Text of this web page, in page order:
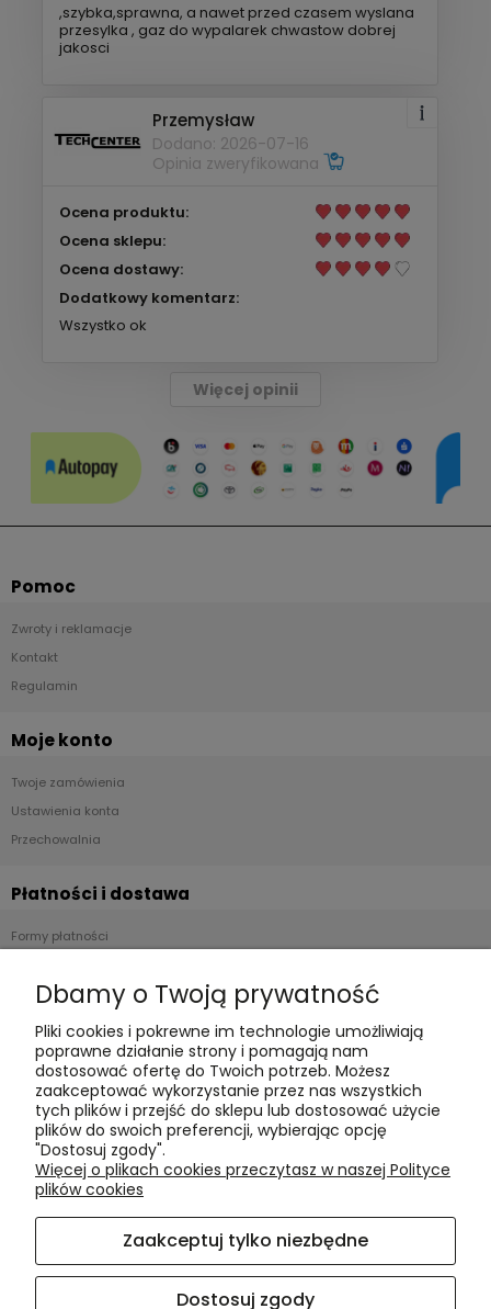
,szybka,sprawna, a nawet przed czasem wyslana
przesylka , gaz do wypalarek chwastow dobrej
jakosci
Przemysław
Dodano: 2026-07-16
Opinia zweryfikowana
Ocena produktu:
Ocena sklepu:
Ocena dostawy:
Dodatkowy komentarz:
Wszystko ok
Więcej opinii
Pomoc
Zwroty i reklamacje
Kontakt
Regulamin
Moje konto
Twoje zamówienia
Ustawienia konta
Przechowalnia
Płatności i dostawa
Formy płatności
Polityka cookies
Polityka prywatności
Blog
O nas
Kontakt i dane firmy
Dbamy o Twoją prywatność
Pliki cookies i pokrewne im technologie umożliwiają
poprawne działanie strony i pomagają nam
dostosować ofertę do Twoich potrzeb. Możesz
zaakceptować wykorzystanie przez nas wszystkich
tych plików i przejść do sklepu lub dostosować użycie
plików do swoich preferencji, wybierając opcję
"Dostosuj zgody".
Więcej o plikach cookies przeczytasz w naszej Polityce
plików cookies
Zaakceptuj tylko niezbędne
Dostosuj zgody